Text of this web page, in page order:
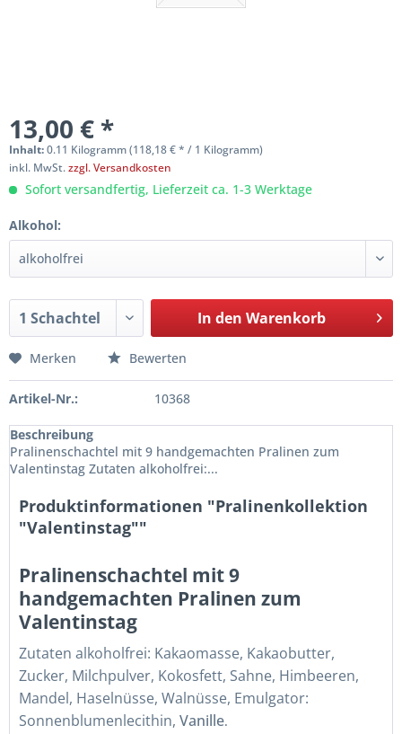
13,00 € *
Inhalt:0.11 Kilogramm (118,18 € * / 1 Kilogramm)
inkl. MwSt.zzgl. Versandkosten
Sofort versandfertig, Lieferzeit ca. 1-3 Werktage
Alkohol:
In den Warenkorb
Merken Bewerten
Artikel-Nr.: 10368
Beschreibung
Pralinenschachtel mit 9 handgemachten Pralinen zum
Valentinstag Zutaten alkoholfrei:...
Produktinformationen "Pralinenkollektion
"Valentinstag""
Pralinenschachtel mit 9
handgemachten Pralinen zum
Valentinstag
Zutaten alkoholfrei: Kakaomasse, Kakaobutter,
Zucker, Milchpulver, Kokosfett, Sahne, Himbeeren,
Mandel, Haselnüsse, Walnüsse, Emulgator:
Sonnenblumenlecithin, Vanille.